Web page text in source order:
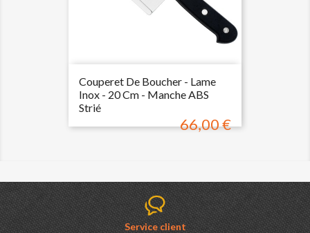
Couperet De Boucher - Lame
Inox - 20 Cm - Manche ABS
Strié
Prix
66,00 €
Service client